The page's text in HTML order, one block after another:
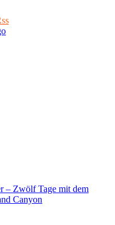
– Zwölf Tage mit dem
Canyon